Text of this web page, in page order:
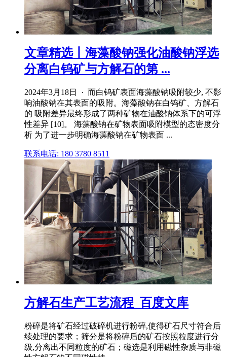
文章精选丨海藻酸钠强化油酸钠浮选
分离白钨矿与方解石的第 ...
2024年3月18日 · 而白钨矿表面海藻酸钠吸附较少, 不影
响油酸钠在其表面的吸附。海藻酸钠在白钨矿、方解石
的 吸附差异最终形成了两种矿物在油酸钠体系下的可浮
性差异 [10]。 海藻酸钠在矿物表面吸附模型的态密度分
析 为了进一步明确海藻酸钠在矿物表面 ...
联系电话: 180 3780 8511
方解石生产工艺流程_百度文库
粉碎是将矿石经过破碎机进行粉碎,使得矿石尺寸符合后
续处理的要求；筛分是将粉碎后的矿石按照粒度进行分
级,分离出不同粒度的矿石；磁选是利用磁性杂质与非磁